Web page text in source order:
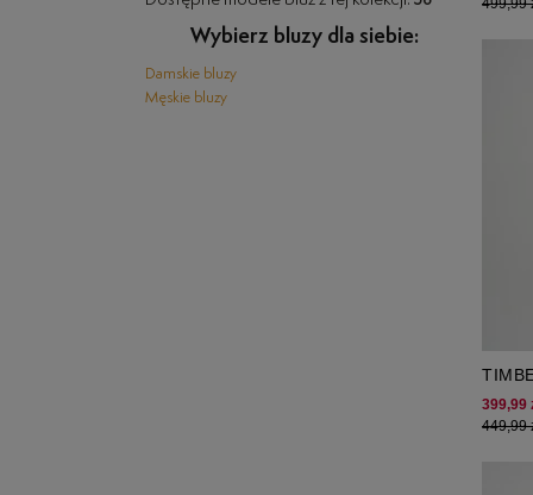
Wybierz bluzy dla siebie:
Damskie bluzy
Męskie bluzy
499,99
399,99
449,99